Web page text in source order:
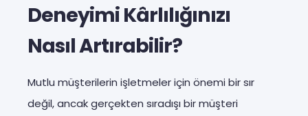
Deneyimi Kârlılığınızı
Nasıl Artırabilir?
Mutlu müşterilerin işletmeler için önemi bir sır
değil, ancak gerçekten sıradışı bir müşteri